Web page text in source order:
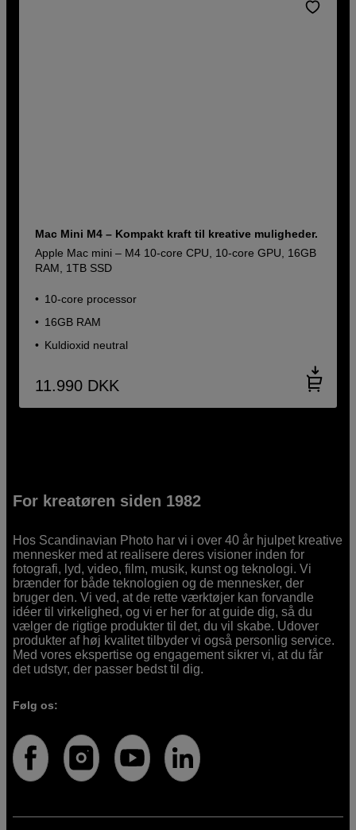
Mac Mini M4 – Kompakt kraft til kreative muligheder.
Apple Mac mini – M4 10-core CPU, 10-core GPU, 16GB
RAM, 1TB SSD
10-core processor
16GB RAM
Kuldioxid neutral
11.990 DKK
For kreatøren siden 1982
Hos Scandinavian Photo har vi i over 40 år hjulpet kreative
mennesker med at realisere deres visioner inden for
fotografi, lyd, video, film, musik, kunst og teknologi. Vi
brænder for både teknologien og de mennesker, der
bruger den. Vi ved, at de rette værktøjer kan forvandle
idéer til virkelighed, og vi er her for at guide dig, så du
vælger de rigtige produkter til det, du vil skabe. Udover
produkter af høj kvalitet tilbyder vi også personlig service.
Med vores ekspertise og engagement sikrer vi, at du får
det udstyr, der passer bedst til dig.
Følg os: